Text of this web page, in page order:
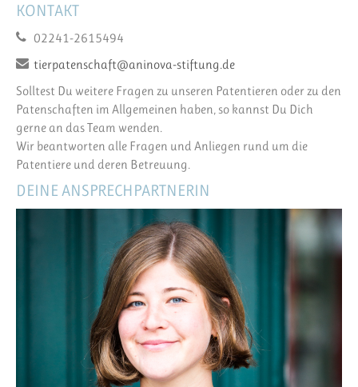
KONTAKT
02241-2615494
tierpatenschaft@aninova-stiftung.de
Solltest Du weitere Fragen zu unseren Patentieren oder zu den
Patenschaften im Allgemeinen haben, so kannst Du Dich
gerne an das Team wenden.
Wir beantworten alle Fragen und Anliegen rund um die
Patentiere und deren Betreuung.
DEINE ANSPRECHPARTNERIN